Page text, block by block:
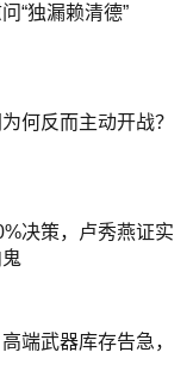
“独漏赖清德”
何反而主动开战？
决策，卢秀燕证实
端武器库存告急，